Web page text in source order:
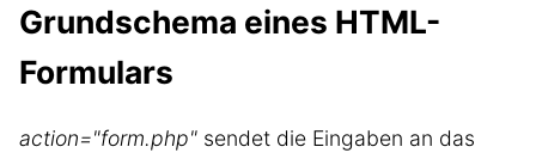
Grundschema eines HTML-
Formulars
action="form.php" sendet die Eingaben an das